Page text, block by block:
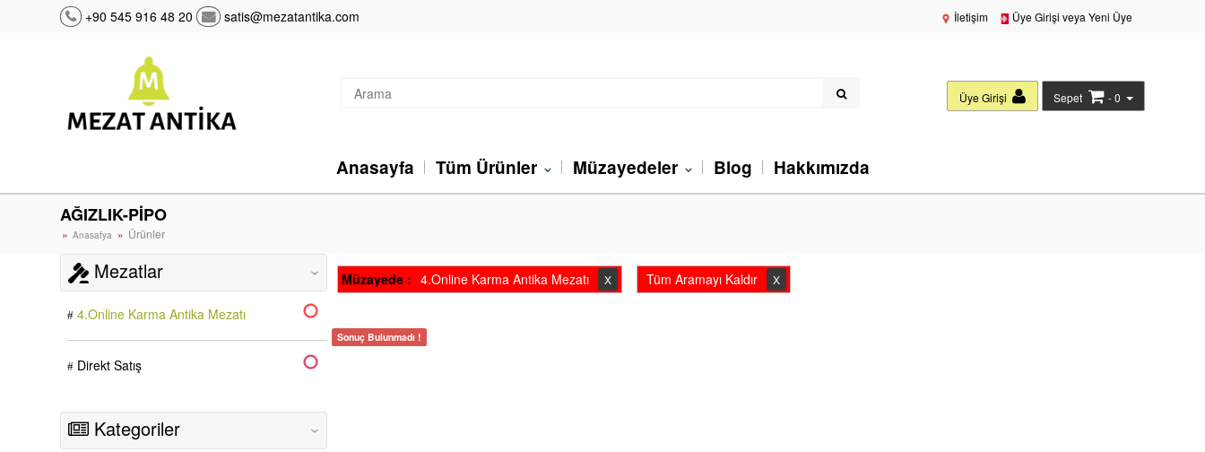
+90 545 916 48 20 satis@mezatantika.com İletişim Üye Girişi veya Yeni Üye
Sepet - 0
Üye Girişi
Anasayfa Tüm Ürünler Müzayedeler Blog Hakkımızda
AĞIZLIK-PİPO
Anasafya Ürünler
Mezatlar ‹
4.Online Karma Antika Mezatı
Direkt Satış
Kategoriler ‹
Müzayede : 4.Online Karma Antika Mezatı X Tüm Aramayı Kaldır X
Sonuç Bulunmadı !